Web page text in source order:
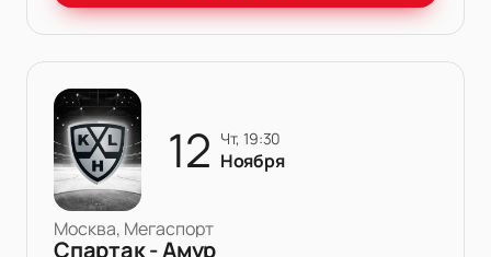
12 чт, 19:30
Ноября
Москва, Мегаспорт
Спартак - Амур